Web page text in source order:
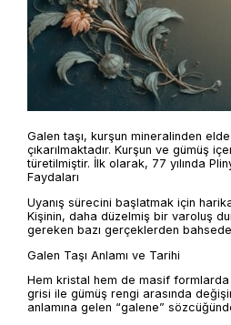
Galen taşı, kurşun mineralinden
çıkarılmaktadır. Kurşun ve gümüş
türetilmiştir. İlk olarak, 77 yılında
Faydaları
Uyanış sürecini başlatmak için
Kişinin, daha düzelmiş bir varoluş
gereken bazı gerçeklerden
Galen Taşı Anlamı ve Tarihi
Hem kristal hem de masif formlarda
grisi ile gümüş rengi arasında
anlamına gelen “galene”